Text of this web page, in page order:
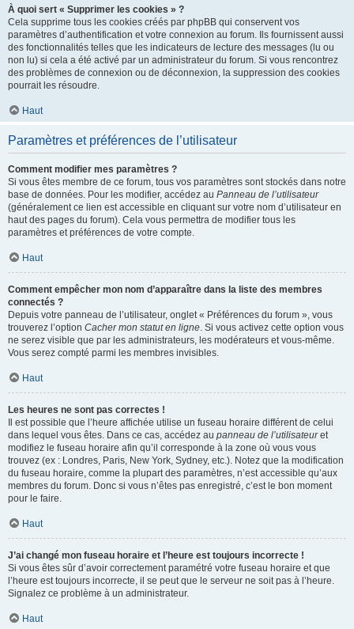
À quoi sert « Supprimer les cookies » ?
Cela supprime tous les cookies créés par phpBB qui conservent vos
paramètres d’authentification et votre connexion au forum. Ils fournissent aussi
des fonctionnalités telles que les indicateurs de lecture des messages (lu ou
non lu) si cela a été activé par un administrateur du forum. Si vous rencontrez
des problèmes de connexion ou de déconnexion, la suppression des cookies
pourrait les résoudre.
Haut
Paramètres et préférences de l’utilisateur
Comment modifier mes paramètres ?
Si vous êtes membre de ce forum, tous vos paramètres sont stockés dans notre
base de données. Pour les modifier, accédez au Panneau de l’utilisateur
(généralement ce lien est accessible en cliquant sur votre nom d’utilisateur en
haut des pages du forum). Cela vous permettra de modifier tous les
paramètres et préférences de votre compte.
Haut
Comment empêcher mon nom d’apparaître dans la liste des membres
connectés ?
Depuis votre panneau de l’utilisateur, onglet « Préférences du forum », vous
trouverez l’option Cacher mon statut en ligne. Si vous activez cette option vous
ne serez visible que par les administrateurs, les modérateurs et vous-même.
Vous serez compté parmi les membres invisibles.
Haut
Les heures ne sont pas correctes !
Il est possible que l’heure affichée utilise un fuseau horaire différent de celui
dans lequel vous êtes. Dans ce cas, accédez au panneau de l’utilisateuret
modifiez le fuseau horaire afin qu’il corresponde à la zone où vous vous
trouvez (ex : Londres, Paris, New York, Sydney, etc.). Notez que la modification
du fuseau horaire, comme la plupart des paramètres, n’est accessible qu’aux
membres du forum. Donc si vous n’êtes pas enregistré, c’est le bon moment
pour le faire.
Haut
J’ai changé mon fuseau horaire et l’heure est toujours incorrecte !
Si vous êtes sûr d’avoir correctement paramétré votre fuseau horaire et que
l’heure est toujours incorrecte, il se peut que le serveur ne soit pas à l’heure.
Signalez ce problème à un administrateur.
Haut